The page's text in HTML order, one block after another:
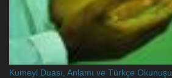
Kumeyl Duası, Anlamı ve Türkçe Okunuşu